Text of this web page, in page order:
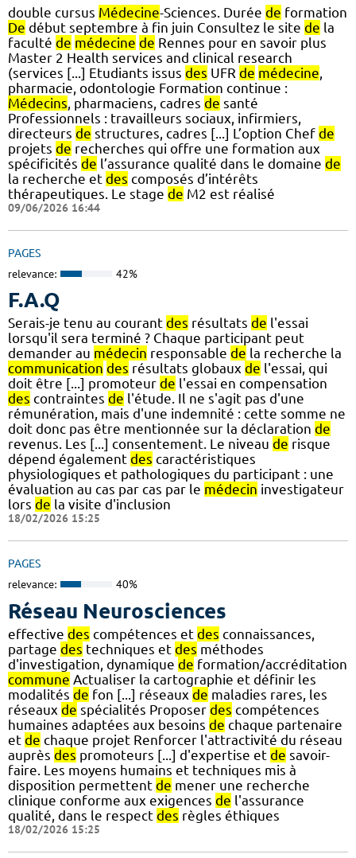
double cursus Médecine-Sciences. Durée de formation
De début septembre à fin juin Consultez le site de la
faculté de médecine de Rennes pour en savoir plus
Master 2 Health services and clinical research
(services [...] Etudiants issus des UFR de médecine,
pharmacie, odontologie Formation continue :
Médecins, pharmaciens, cadres de santé
Professionnels : travailleurs sociaux, infirmiers,
directeurs de structures, cadres [...] L’option Chef de
projets de recherches qui offre une formation aux
spécificités de l’assurance qualité dans le domaine de
la recherche et des composés d’intérêts
thérapeutiques. Le stage de M2 est réalisé
09/06/2026 16:44
PAGES
relevance: 42%
F.A.Q
Serais-je tenu au courant des résultats de l'essai
lorsqu'il sera terminé ? Chaque participant peut
demander au médecin responsable de la recherche la
communication des résultats globaux de l'essai, qui
doit être [...] promoteur de l'essai en compensation
des contraintes de l'étude. Il ne s'agit pas d'une
rémunération, mais d'une indemnité : cette somme ne
doit donc pas être mentionnée sur la déclaration de
revenus. Les [...] consentement. Le niveau de risque
dépend également des caractéristiques
physiologiques et pathologiques du participant : une
évaluation au cas par cas par le médecin investigateur
lors de la visite d'inclusion
18/02/2026 15:25
PAGES
relevance: 40%
Réseau Neurosciences
effective des compétences et des connaissances,
partage des techniques et des méthodes
d'investigation, dynamique de formation/accréditation
commune Actualiser la cartographie et définir les
modalités de fon [...] réseaux de maladies rares, les
réseaux de spécialités Proposer des compétences
humaines adaptées aux besoins de chaque partenaire
et de chaque projet Renforcer l'attractivité du réseau
auprès des promoteurs [...] d'expertise et de savoir-
faire. Les moyens humains et techniques mis à
disposition permettent de mener une recherche
clinique conforme aux exigences de l'assurance
qualité, dans le respect des règles éthiques
18/02/2026 15:25